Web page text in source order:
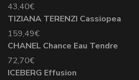
43,40€
TIZIANA TERENZI Cassiopea
159,49€
CHANEL Chance Eau Tendre
72,70€
ICEBERG Effusion